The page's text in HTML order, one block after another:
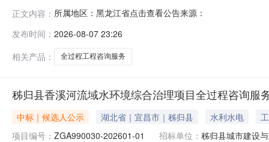
正文内容： 所属地区：黑龙江省点击查看公告来源：
发布时间： 2026-08-07 23:26
相关产品：
全过程工程咨询服务
秭归县香溪河流域水环境综合治理项目全过程咨询服
中标｜候选人公示 湖北省｜宜昌市｜秭归县 水利水电
项目编号： ZGA990030-202601-01 招标单位： 秭归县城市建设